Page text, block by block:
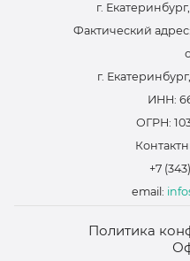
г.
Фактический
г.
ИНН:
ОГРН:
+7
email:
Политика